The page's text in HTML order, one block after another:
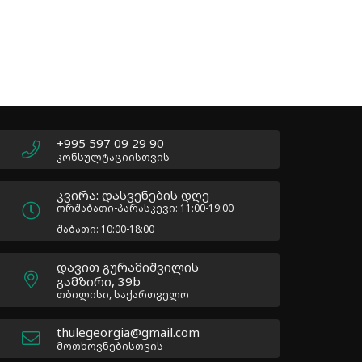
+995 597 09 29 90
კონსულტაციისთვის
კვირა: დასვენების დღე
ორშაბათი-პარასკევი: 11:00-19:00
შაბათი: 10:00-18:00
დავით გურამიშვილის
გამზირი, 39b
თბილისი, საქართველო
thulegeorgia@gmail.com
მოთხოვნებისთვის